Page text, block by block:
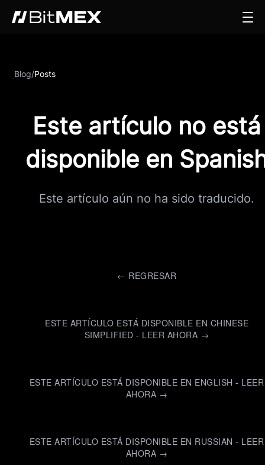
Blog/Posts
Este artículo no está
disponible en
Este artículo aún no ha sido traducido.
← REGRESAR
ESTE ARTÍCULO ESTÁ DISPONIBLE EN CHINESE
SIMPLIFIED - LEER AHORA →
ESTE ARTÍCULO ESTÁ DISPONIBLE EN ENGLISH - LEER
AHORA →
ESTE ARTÍCULO ESTÁ DISPONIBLE EN RUSSIAN - LEER
AHORA →